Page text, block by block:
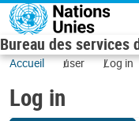
Skip to main content
Bureau des services
Accueil user Log in
Log in